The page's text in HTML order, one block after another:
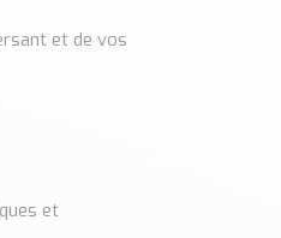
et de vos
et